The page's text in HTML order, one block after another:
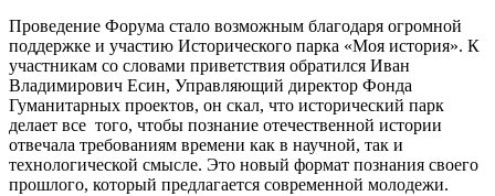
Проведение Форума стало возможным благодаря огромной
поддержке и участию Исторического парка «Моя история». К
участникам со словами приветствия обратился Иван
Владимирович Есин, Управляющий директор Фонда
Гуманитарных проектов, он скал, что исторический парк
делает все того, чтобы познание отечественной истории
отвечала требованиям времени как в научной, так и
технологической смысле. Это новый формат познания своего
прошлого, который предлагается современной молодежи.